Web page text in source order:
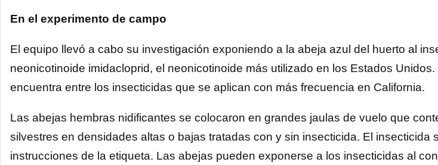
En el experimento de campo
El equipo llevó a cabo su investigación exponiendo a la abeja azul del huerto al
neonicotinoide imidacloprid, el neonicotinoide más utilizado en los Estados Unidos.
encuentra entre los insecticidas que se aplican con más frecuencia en California.
Las abejas hembras nidificantes se colocaron en grandes jaulas de vuelo que
silvestres en densidades altas o bajas tratadas con y sin insecticida. El insecticida
instrucciones de la etiqueta. Las abejas pueden exponerse a los insecticidas al